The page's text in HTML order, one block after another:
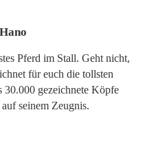
Hano
Pferd im Stall. Geht nicht,
für euch die tollsten
gezeichnete Köpfe
seinem Zeugnis.